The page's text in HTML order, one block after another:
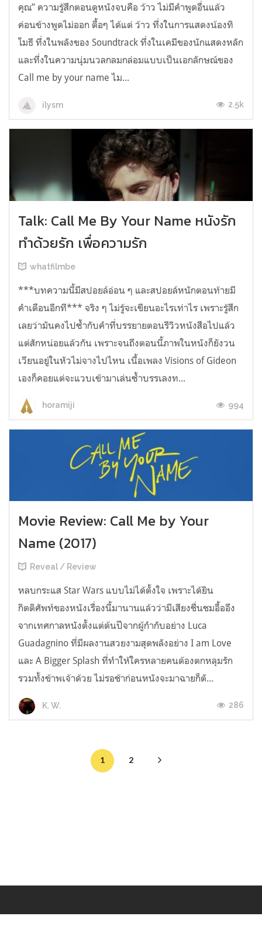
คุณ” ความรู้สึกตอนดูหนังจบคือ ว้าว ไม่มีคำพูดอื่นแล้ว
ค่อนข้างพูดไม่ออก ตื้อๆ ได้แต่ ว้าว ทึ่งในการแสดงน้องทิ
โมธี ทึ่งในพลังของ Soundtrack ทึ่งในเคมีของนักแสดงหลัก
และทึ่งในความนุ่มนวลกลมกล่อมแบบเป็นเอกลักษณ์ของ
Call me by your name ไม...
ilysm 2.5k
Talk: Call Me By Your Name หนังรัก
ทำด้วยรัก เพื่อความรัก
whatfilmbe
***บทความนี้มีสปอยล์อ่อน ๆ และสปอยล์หนักตอนท้ายมี
คำเตือนอีกที*** จริง ๆ ไม่รู้จะเขียนอะไรเท่าไร เพราะรู้สึก
เลยว่ามันคงไปซ้ำกับคำที่บรรยายตอนรีวิวหนังสือไปแล้ว
แต่สักหน่อยแล้วกัน เพราะจนถึงตอนนี้ภาพในหนังก็ยังวน
เวียนอยู่ในหัวไม่จางไปไหน เนื้อเพลง Visions of Gideon
เองก็คอยแต่จะแวบเข้ามาเล่นซ้ำบรรเลงท...
horamiji 994
Movie Review: Call Me by Your
Name (2017)
Reveal / Review
หลบกระแส Star Wars แบบไม่ได้ตั้งใจ เพราะได้ยิน
กิตติศัพท์ของหนังเรื่องนี้มานานแล้วว่ามีเสียงชื่นชมอื้ออึง
จากเทศกาลหนังตั้งแต่ต้นปีจากผู้กำกับอย่าง Luca
Guadagnino ที่มีผลงานสวยงามสุดพลังอย่าง I am Love
และ A Bigger Splash ที่ทำให้ใครหลายคนต้องตกหลุมรัก
รวมทั้งข้าพเจ้าด้วย ไม่รอช้าก่อนหนังจะมาฉายก็ตั...
K. W. 286
1 2